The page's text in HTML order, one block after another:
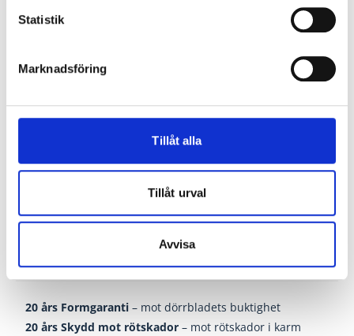
Statistik
Marknadsföring
Tillåt alla
Tillåt urval
Avvisa
Karmytterbredden
Karmytterhöjden
och skall fyllas ut med drevning efter att
enheten är monterad.
Garantier Bordörren
20 års Formgaranti – mot dörrbladets buktighet
20 års Skydd mot rötskador – mot rötskador i karm